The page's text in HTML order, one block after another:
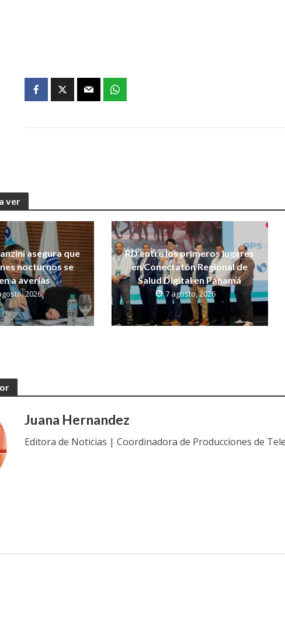
ver
asegura que
nocturnos se
a averías
2026
RD entre los primeros lugares
en Conectatón Regional de
Salud Digital en Panamá
7 agosto, 2026
Juana Hernandez
Editora de Noticias | Coordinadora de Producciones de